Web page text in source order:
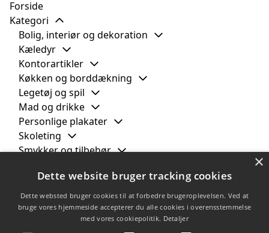
Forside
Kategori
Bolig, interiør og dekoration
Kæledyr
Kontorartikler
Køkken og borddækning
Legetøj og spil
Mad og drikke
Personlige plakater
Skoleting
Smykker og tilbehør
Computertaske
Kuffert
Mulepose
Tøj og tekstiler
×
Dette website bruger tracking cookies
Dette websted bruger cookies til at forbedre brugeroplevelsen. Ved at
bruge vores hjemmeside accepterer du alle cookies i overensstemmelse
med vores cookiepolitik. Detaljer